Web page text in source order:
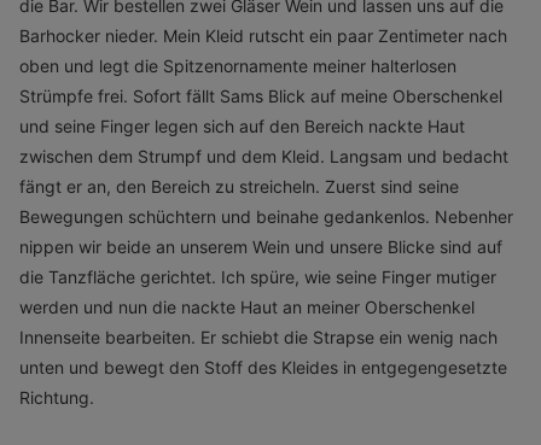
die Bar. Wir bestellen zwei Gläser Wein und lassen uns auf die
Barhocker nieder. Mein Kleid rutscht ein paar Zentimeter nach
oben und legt die Spitzenornamente meiner halterlosen
Strümpfe frei. Sofort fällt Sams Blick auf meine Oberschenkel
und seine Finger legen sich auf den Bereich nackte Haut
zwischen dem Strumpf und dem Kleid. Langsam und bedacht
fängt er an, den Bereich zu streicheln. Zuerst sind seine
Bewegungen schüchtern und beinahe gedankenlos. Nebenher
nippen wir beide an unserem Wein und unsere Blicke sind auf
die Tanzfläche gerichtet. Ich spüre, wie seine Finger mutiger
werden und nun die nackte Haut an meiner Oberschenkel
Innenseite bearbeiten. Er schiebt die Strapse ein wenig nach
unten und bewegt den Stoff des Kleides in entgegengesetzte
Richtung.